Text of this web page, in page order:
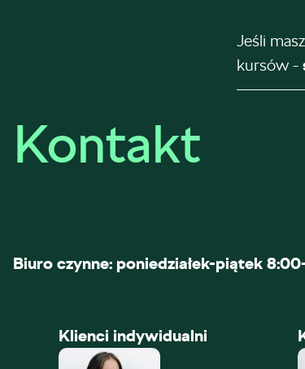
Jeśli
kursów -
Kontakt
Biuro czynne: poniedziałek-piątek
Klienci indywidualni